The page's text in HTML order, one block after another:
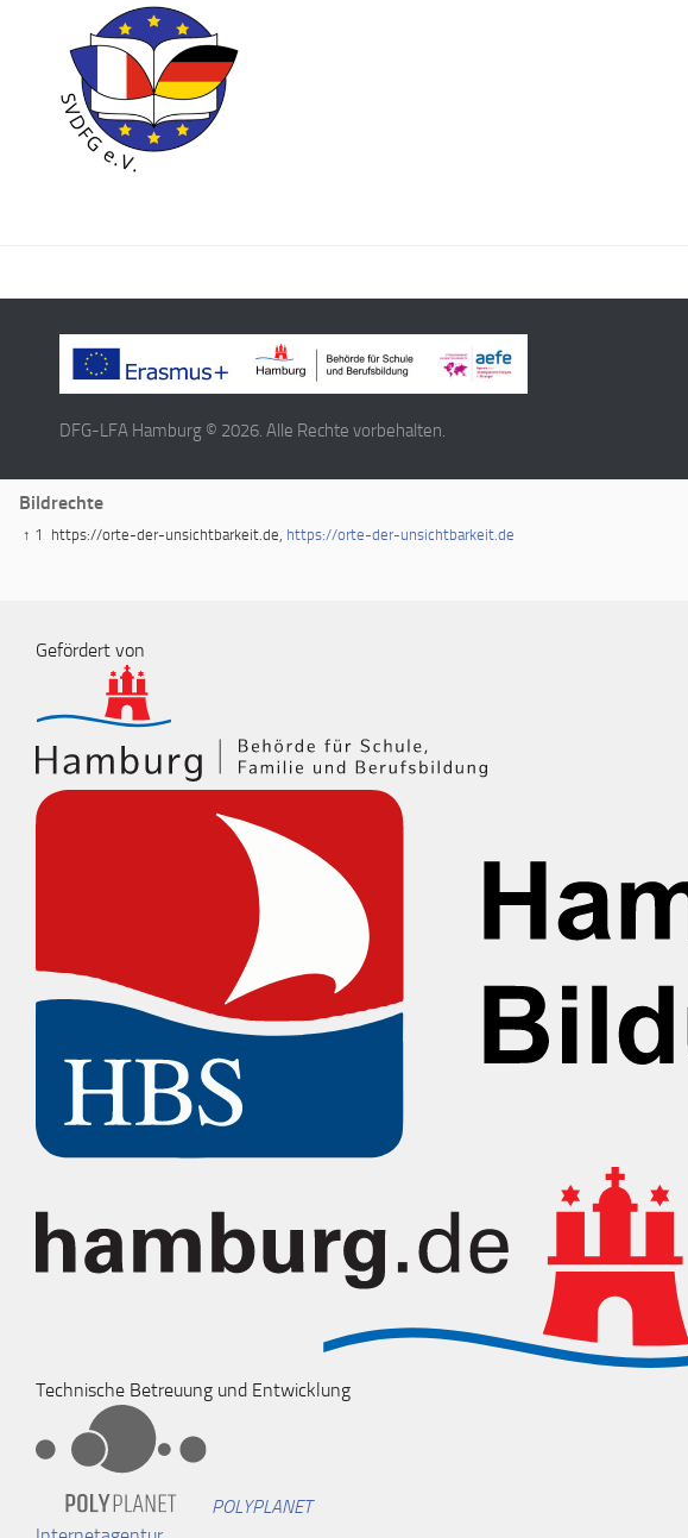
DFG-LFA Hamburg © 2026. Alle Rechte vorbehalten.
Bildrechte
↑ 1 https://orte-der-unsichtbarkeit.de, https://orte-der-unsichtbarkeit.de
Gefördert von
Technische Betreuung und Entwicklung
POLYPLANET